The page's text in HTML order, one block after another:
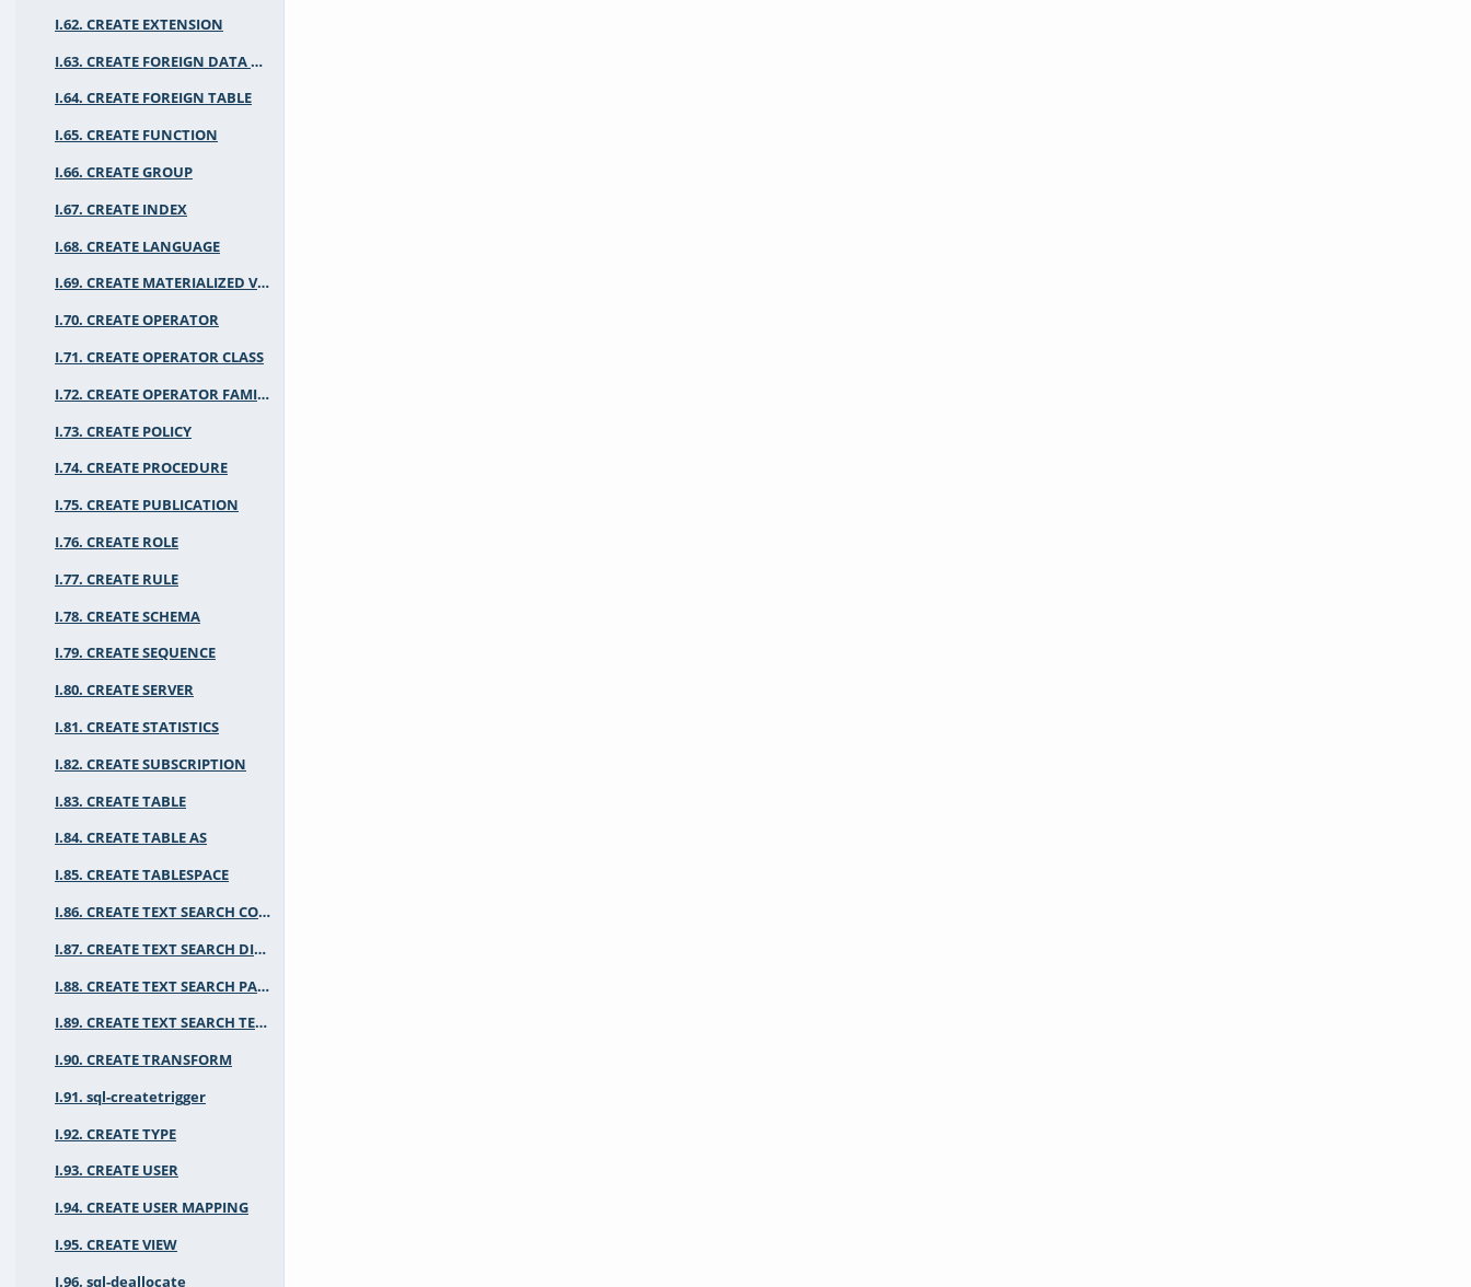
I.62. CREATE EXTENSION
I.63. CREATE FOREIGN DATA WRAPPER
I.64. CREATE FOREIGN TABLE
I.65. CREATE FUNCTION
I.66. CREATE GROUP
I.67. CREATE INDEX
I.68. CREATE LANGUAGE
I.69. CREATE MATERIALIZED VIEW
I.70. CREATE OPERATOR
I.71. CREATE OPERATOR CLASS
I.72. CREATE OPERATOR FAMILY
I.73. CREATE POLICY
I.74. CREATE PROCEDURE
I.75. CREATE PUBLICATION
I.76. CREATE ROLE
I.77. CREATE RULE
I.78. CREATE SCHEMA
I.79. CREATE SEQUENCE
I.80. CREATE SERVER
I.81. CREATE STATISTICS
I.82. CREATE SUBSCRIPTION
I.83. CREATE TABLE
I.84. CREATE TABLE AS
I.85. CREATE TABLESPACE
I.86. CREATE TEXT SEARCH CONFIGURATION
I.87. CREATE TEXT SEARCH DICTIONARY
I.88. CREATE TEXT SEARCH PARSER
I.89. CREATE TEXT SEARCH TEMPLATE
I.90. CREATE TRANSFORM
I.91. sql-createtrigger
I.92. CREATE TYPE
I.93. CREATE USER
I.94. CREATE USER MAPPING
I.95. CREATE VIEW
I.96. sql-deallocate